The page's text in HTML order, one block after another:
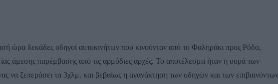
ώρα δεκάδες οδηγοί αυτοκινήτων που κινούνταν από το Φαληράκι προς Ρόδο,
άμεσης παρέμβασης από τις αρμόδιες αρχές. Το αποτέλεσμα ήταν η ουρά των
να ξεπεράσει τα 3χλμ. και βεβαίως η αγανάκτηση των οδηγών και των επιβαινόντων